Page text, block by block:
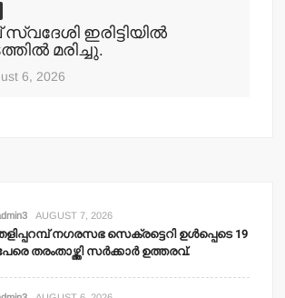
സ്വദേശി ഇരിട്ടിയില്‍
മരിച്ചു.
6, 2026
AUGUST 7, 2026
നഗരസഭ സെക്രട്ടെറി ഉള്‍പ്പെടെ 19
തരംതാഴ്ത്തി സര്‍ക്കാര്‍ ഉത്തരവ്.